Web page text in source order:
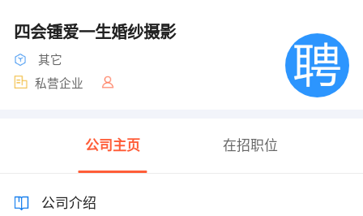
四会锺爱一生婚纱摄影
其它
私营企业
公司主页 在招职位
公司介绍